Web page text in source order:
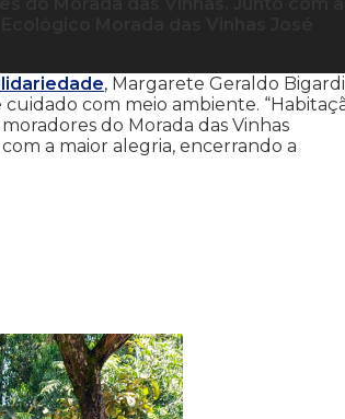
, Margarete Geraldo
com meio ambiente.
do Morada das Vinhas
a maior alegria, encerrando a